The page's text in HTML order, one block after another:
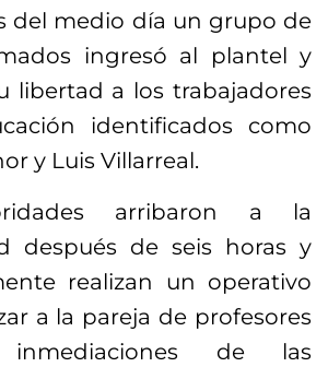
del medio día un grupo de
ingresó al plantel y
libertad a los trabajadores
identificados como
y Luis Villarreal.
arribaron a la
después de seis horas y
realizan un operativo
a la pareja de profesores
de las